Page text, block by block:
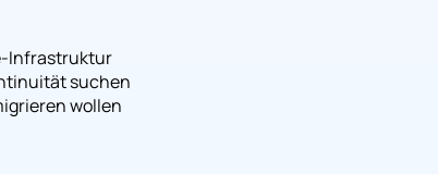
Infrastruktur
suchen
wollen